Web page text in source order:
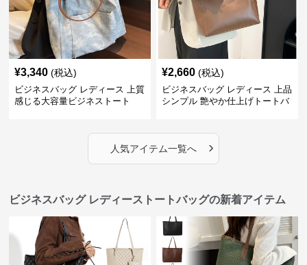
¥3,340 (税込)
ビジネスバッグ レディース 上質
感じる大容量ビジネストート
¥2,660 (税込)
ビジネスバッグ レディース 上品
シンプル 艶やか仕上げトートバ
人気アイテム一覧へ ›
ビジネスバッグ レディーストートバッグの新着アイテム